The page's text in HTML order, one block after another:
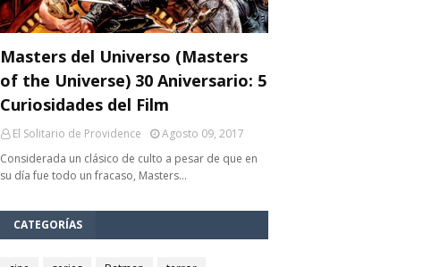
Masters del Universo (Masters
of the Universe) 30 Aniversario: 5
Curiosidades del Film
El Solitario de Providence
Agosto 09, 2017
Considerada un clásico de culto a pesar de que en
su día fue todo un fracaso, Masters…
CATEGORÍAS